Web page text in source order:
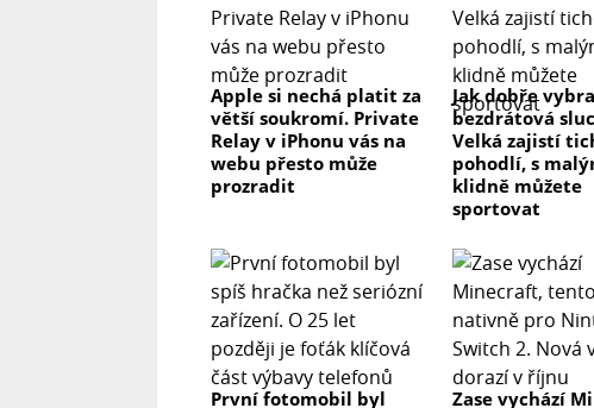
Apple si nechá platit za
větší soukromí. Private
Relay v iPhonu vás na
webu přesto může
prozradit
Jak dobře
bezdrátová
Velká zajistí
pohodlí, s
klidně můžete
sportovat
První fotomobil byl Zase vychází